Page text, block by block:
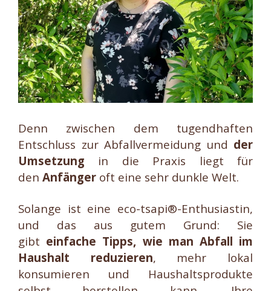
Denn zwischen dem tugendhaften
Entschluss zur Abfallvermeidung und der
Umsetzung in die Praxis liegt für
den Anfänger oft eine sehr dunkle Welt.
Solange ist eine eco-tsapi®-Enthusiastin,
und das aus gutem Grund: Sie
gibt einfache Tipps, wie man Abfall im
Haushalt reduzieren, mehr lokal
konsumieren und Haushaltsprodukte